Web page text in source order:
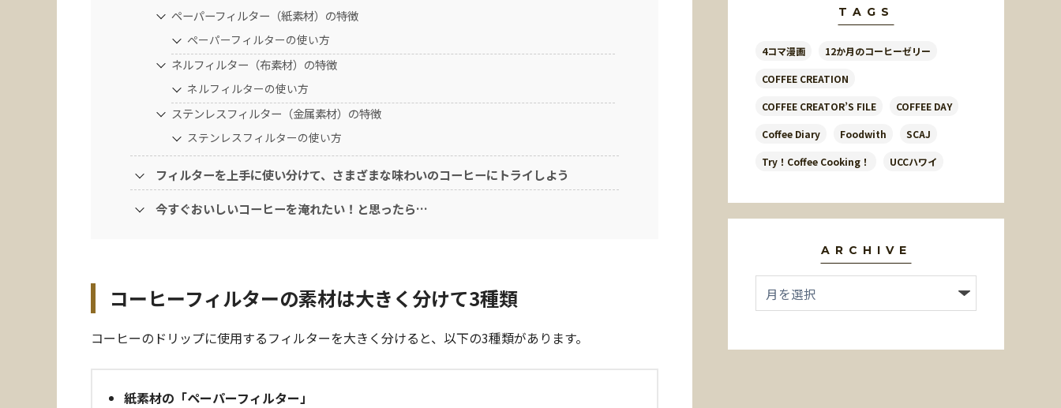
ペーパーフィルター（紙素材）の特徴
ペーパーフィルターの使い方
ネルフィルター（布素材）の特徴
ネルフィルターの使い方
ステンレスフィルター（金属素材）の特徴
ステンレスフィルターの使い方
フィルターを上手に使い分けて、さまざまな味わいのコーヒーにトライしよう
今すぐおいしいコーヒーを淹れたい！と思ったら…
コーヒーフィルターの素材は大きく分けて3種類
コーヒーのドリップに使用するフィルターを大きく分けると、以下の3種類があります。
紙素材の「ペーパーフィルター」
TAGS
4コマ漫画 12か月のコーヒーゼリー
COFFEE CREATION
COFFEE CREATOR’S FILE COFFEE DAY
Coffee Diary Foodwith SCAJ
Try！Coffee Cooking！ UCCハワイ
ARCHIVE